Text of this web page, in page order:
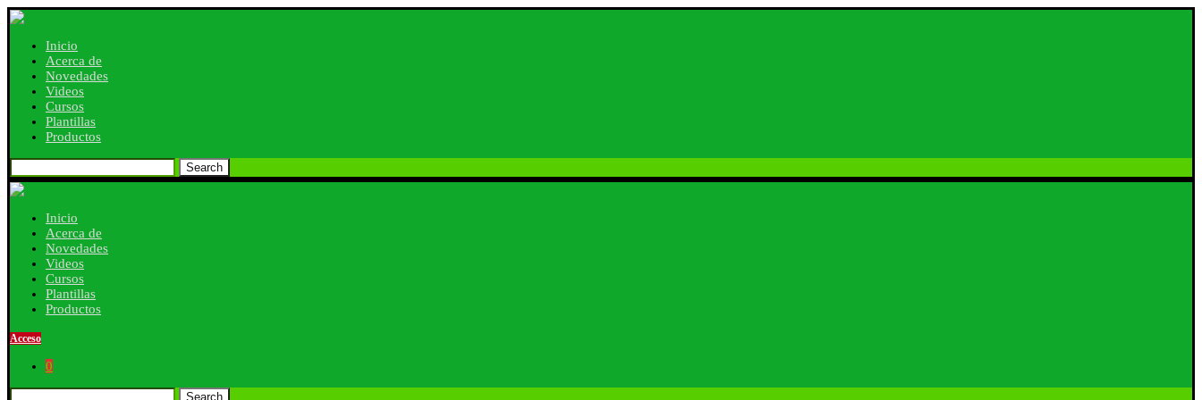
Inicio
Acerca de
Novedades
Videos
Cursos
Plantillas
Productos
Search
Inicio
Acerca de
Novedades
Videos
Cursos
Plantillas
Productos
Acceso
0
Search